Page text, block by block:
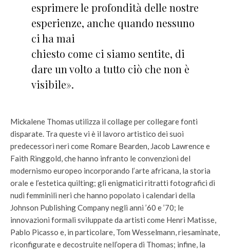
esprimere le profondità delle nostre
esperienze, anche quando nessuno
ci ha mai
chiesto come ci siamo sentite, di
dare un volto a tutto ciò che non è
visibile».
Mickalene Thomas utilizza il collage per collegare fonti
disparate. Tra queste vi è il lavoro artistico dei suoi
predecessori neri come Romare Bearden, Jacob Lawrence e
Faith Ringgold, che hanno infranto le convenzioni del
modernismo europeo incorporando l’arte africana, la storia
orale e l’estetica quilting; gli enigmatici ritratti fotografici di
nudi femminili neri che hanno popolato i calendari della
Johnson Publishing Company negli anni ’60 e ’70; le
innovazioni formali sviluppate da artisti come Henri Matisse,
Pablo Picasso e, in particolare, Tom Wesselmann, riesaminate,
riconfigurate e decostruite nell’opera di Thomas; infine, la